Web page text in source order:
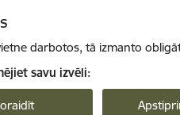
darbotos, tā izmanto
savu izvēli: